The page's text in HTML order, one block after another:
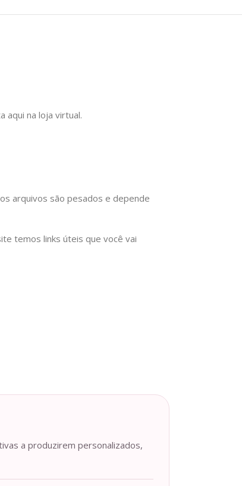
aqui na loja virtual.
arquivos são pesados e depende
temos links úteis que você vai
a produzirem personalizados,